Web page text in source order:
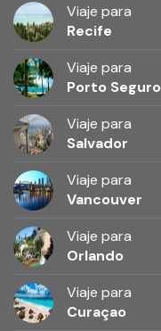
Viaje para
Recife
Viaje para
Porto Seguro
Viaje para
Salvador
Viaje para
Vancouver
Viaje para
Orlando
Viaje para
Curaçao